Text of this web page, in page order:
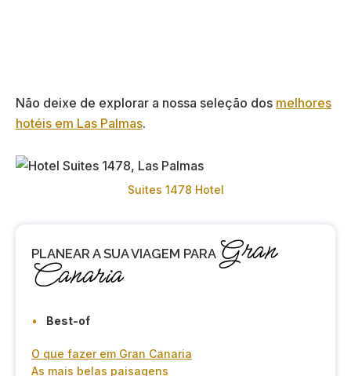
Não deixe de explorar a nossa seleção dos melhores
hotéis em Las Palmas.
Suites 1478 Hotel
PLANEAR A SUA VIAGEM PARA Gran
Canaria
Best-of
O que fazer em Gran Canaria
As mais belas paisagens